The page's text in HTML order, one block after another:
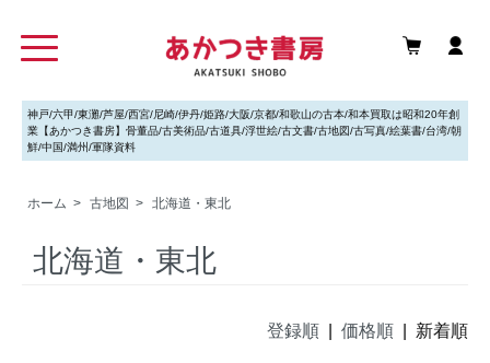
神戸/六甲/東灘/芦屋/西宮/尼崎/伊丹/姫路/大阪/京都/和歌山の古本/和本買取は昭和20年創
業【あかつき書房】骨董品/古美術品/古道具/浮世絵/古文書/古地図/古写真/絵葉書/台湾/朝
鮮/中国/満州/軍隊資料
ホーム > 古地図 > 北海道・東北
北海道・東北
登録順 価格順 | 新着順